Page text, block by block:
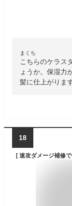
まくち
こちらのケラス
ょうか。保湿力
髪に仕上がります
18